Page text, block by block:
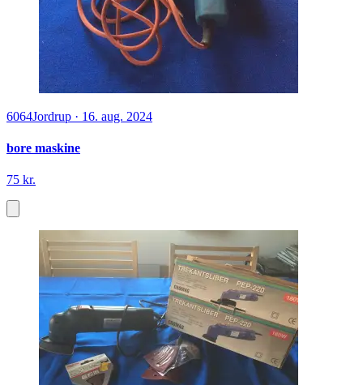
6064Jordrup · 16. aug. 2024
bore maskine
75 kr.